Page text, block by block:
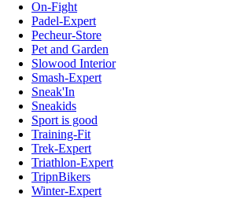
On-Fight
Padel-Expert
Pecheur-Store
Pet and Garden
Slowood Interior
Smash-Expert
Sneak'In
Sneakids
Sport is good
Training-Fit
Trek-Expert
Triathlon-Expert
TripnBikers
Winter-Expert